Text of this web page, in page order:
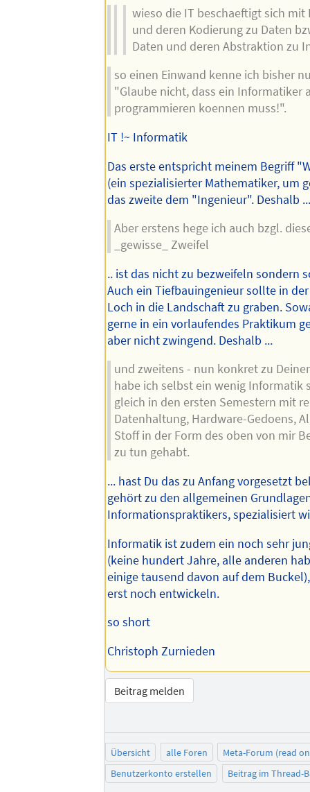
wieso die IT beschaeftigt sich
und deren Kodierung zu Daten
Daten und deren Abstraktion zu
so einen Einwand kenne ich bisher
"Glaube nicht, dass ein Informatiker
programmieren koennen muss!".
IT !~ Informatik
Das erste entspricht meinem Begriff
(ein spezialisierter Mathematiker, um
das zweite dem "Ingenieur". Deshalb
Aber erstens hege ich auch bzgl.
_gewisse_ Zweifel
.. ist das nicht zu bezweifeln sondern
Auch ein Tiefbauingenieur sollte in
Loch in die Landschaft zu graben.
gerne in ein vorlaufendes Praktikum
aber nicht zwingend. Deshalb ...
und zweitens - nun konkret zu
habe ich selbst ein wenig Informatik
gleich in den ersten Semestern mit
Datenhaltung, Hardware-Gedoens,
Stoff in der Form des oben von mir
zu tun gehabt.
... hast Du das zu Anfang vorgesetzt
gehört zu den allgemeinen
Informationspraktikers, spezialisiert
Informatik ist zudem ein noch sehr
(keine hundert Jahre, alle anderen
einige tausend davon auf dem
erst noch entwickeln.
so short
Christoph Zurnieden
Beitrag melden
Übersicht alle Foren
Meta-Forum (read
Benutzerkonto erstellen
Beitrag im Thread-